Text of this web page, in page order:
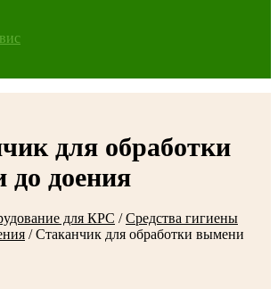
для обработки
доения
для КРС /Средства гигиены
/Стаканчик для обработки вымени